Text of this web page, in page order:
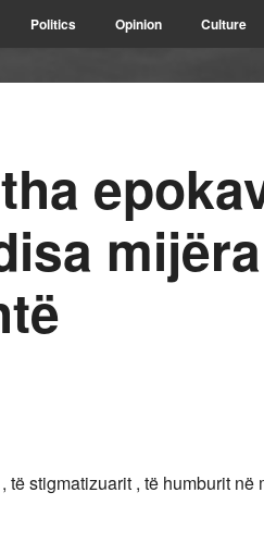
Politics Opinion Culture
mijëra
të stigmatizuarit , të humburit në